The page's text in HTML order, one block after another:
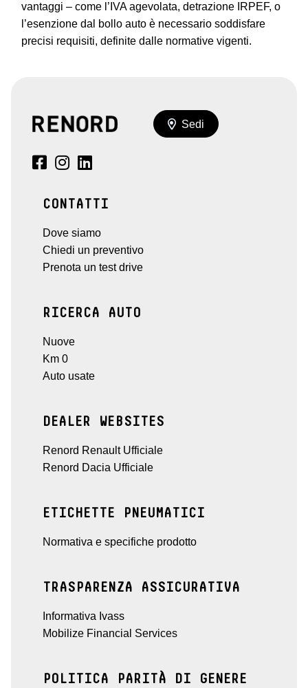
vantaggi – come l’IVA agevolata, detrazione IRPEF, o
l’esenzione dal bollo auto è necessario soddisfare
precisi requisiti, definite dalle normative vigenti.
Sedi
CONTATTI
Dove siamo
Chiedi un preventivo
Prenota un test drive
RICERCA AUTO
Nuove
Km 0
Auto usate
DEALER WEBSITES
Renord Renault Ufficiale
Renord Dacia Ufficiale
ETICHETTE PNEUMATICI
Normativa e specifiche prodotto
TRASPARENZA ASSICURATIVA
Informativa Ivass
Mobilize Financial Services
POLITICA PARITÀ DI GENERE